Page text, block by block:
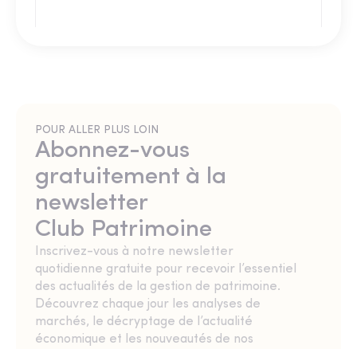
POUR ALLER PLUS LOIN
Abonnez-vous
gratuitement à la
newsletter
Club Patrimoine
Inscrivez-vous à notre newsletter
quotidienne gratuite pour recevoir l’essentiel
des actualités de la gestion de patrimoine.
Découvrez chaque jour les analyses de
marchés, le décryptage de l’actualité
économique et les nouveautés de nos